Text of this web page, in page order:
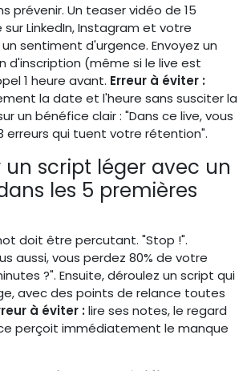
prévenir. Un teaser vidéo de 15
LinkedIn, Instagram et votre
sentiment d'urgence. Envoyez un
d'inscription (même si le live est
1 heure avant. Erreur à éviter :
la date et l'heure sans susciter la
un bénéfice clair : "Dans ce live, vous
erreurs qui tuent votre rétention".
un script léger avec un
les 5 premières
doit être percutant. "Stop !".
aussi, vous perdez 80% de votre
?". Ensuite, déroulez un script qui
avec des points de relance toutes
à éviter :lire ses notes, le regard
perçoit immédiatement le manque